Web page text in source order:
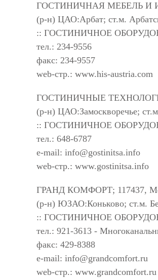
ГОСТИНИЧНАЯ МЕБЕЛЬ И
(р-н) ЦАО:Арбат; ст.м.
:: ГОСТИНИЧНОЕ
тел.: 234-9556
факс: 234-9557
web-стр.: www.his-austria.com
ГОСТИНИЧНЫЕ
(р-н) ЦАО:Замоскворечье;
:: ГОСТИНИЧНОЕ
тел.: 648-6787
e-mail: info@gostinitsa.info
web-стр.: www.gostinitsa.info
ГРАНД КОМФОРТ; 117437,
(р-н) ЮЗАО:Коньково; ст.м.
:: ГОСТИНИЧНОЕ
тел.: 921-3613 -
факс: 429-8388
e-mail: info@grandcomfort.ru
web-стр.: www.grandcomfort.ru